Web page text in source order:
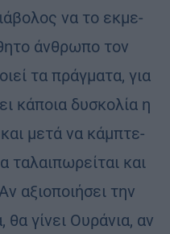
να το εκμε­
άν­θρω­πο τον
τα πράγ­μα­τα, για
κά­ποια δυ­σκο­λία η
μετά να κάμ­πτε­
τα­λαι­πω­ρεί­ται και
αξιο­ποι­ή­σει την
θα γί­νει Ου­ρά­νια, αν